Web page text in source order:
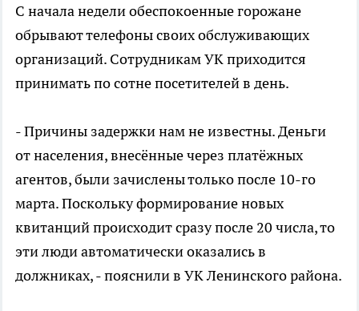
С начала недели обеспокоенные горожане
обрывают телефоны своих обслуживающих
организаций. Сотрудникам УК приходится
принимать по сотне посетителей в день.
- Причины задержки нам не известны. Деньги
от населения, внесённые через платёжных
агентов, были зачислены только после 10-го
марта. Поскольку формирование новых
квитанций происходит сразу после 20 числа, то
эти люди автоматически оказались в
должниках, - пояснили в УК Ленинского района.